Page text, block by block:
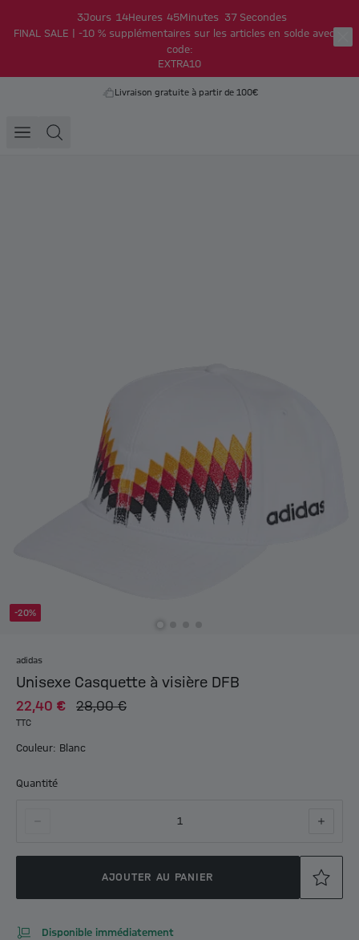
3Jours 14Heures 45Minutes 37 Secondes
FINAL SALE | -10 % supplémentaires sur les articles en solde avec le
code:
EXTRA10
Livraison gratuite à partir de 100€
-20%
adidas
Unisexe Casquette à visière DFB
22,40 € 28,00 €
TTC
Couleur: Blanc
Quantité
1
AJOUTER AU PANIER
Disponible immédiatement